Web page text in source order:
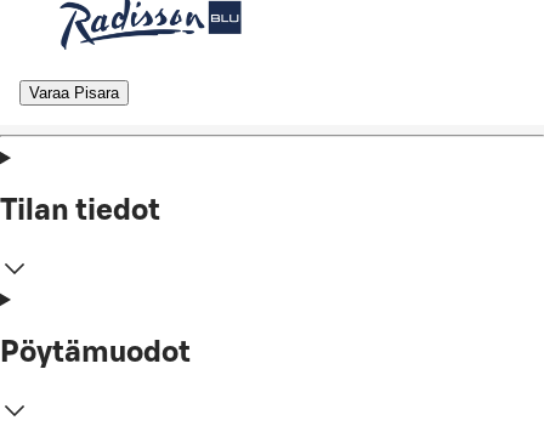
Varaa Pisara
Tilan tiedot
Pöytämuodot